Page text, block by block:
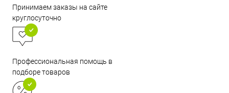
Принимаем заказы на сайте
круглосуточно
Профессиональная помощь в
подборе товаров